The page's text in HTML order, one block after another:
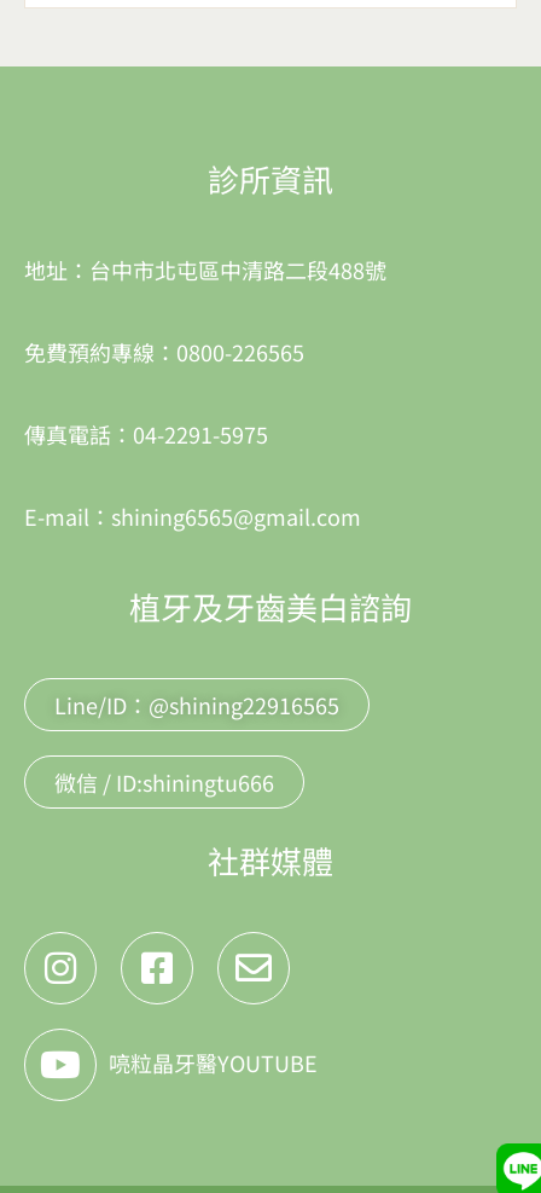
診所資訊
地址：台中市北屯區中清路二段488號
免費預約專線：0800-226565
傳真電話：04-2291-5975
E-mail：shining6565@gmail.com
植牙及牙齒美白諮詢
Line/ID：@shining22916565
微信 / ID:shiningtu666
社群媒體
喨粒晶牙醫YOUTUBE